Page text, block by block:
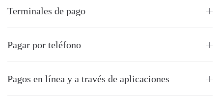
Terminales de pago
Pagar por teléfono
Pagos en línea y a través de aplicaciones